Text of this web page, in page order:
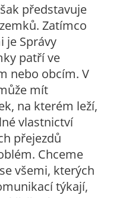
představuje
Zatímco
je Správy
patří ve
nebo obcím. V
mít
na kterém leží,
vlastnictví
přejezdů
Chceme
všemi, kterých
týkají,